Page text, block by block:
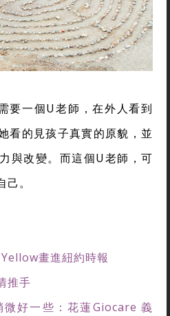
要一個U老師，在外人看到
看的見孩子真實的原貌，並
與改變。而這個U老師，可
。
畫進紐約時報
推手
好一些：花蓮Giocare 義